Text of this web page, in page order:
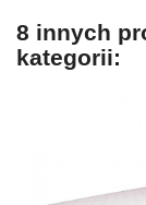
8 innych
kategorii: